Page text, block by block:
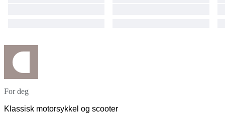
For deg
Klassisk motorsykkel og scooter